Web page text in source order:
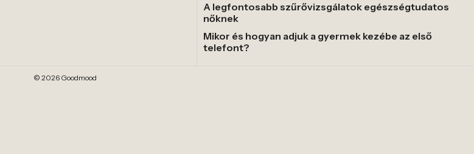
A legfontosabb szűrővizsgálatok egészségtudatos
nőknek
Mikor és hogyan adjuk a gyermek kezébe az első
telefont?
© 2026 Goodmood